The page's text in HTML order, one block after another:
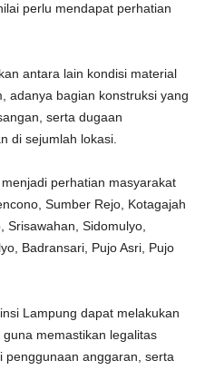
perlu mendapat perhatian
antara lain kondisi material
adanya bagian konstruksi yang
serta dugaan
di sejumlah lokasi.
perhatian masyarakat
Sumber Rejo, Kotagajah
Srisawahan, Sidomulyo,
Badransari, Pujo Asri, Pujo
Lampung dapat melakukan
memastikan legalitas
penggunaan anggaran, serta